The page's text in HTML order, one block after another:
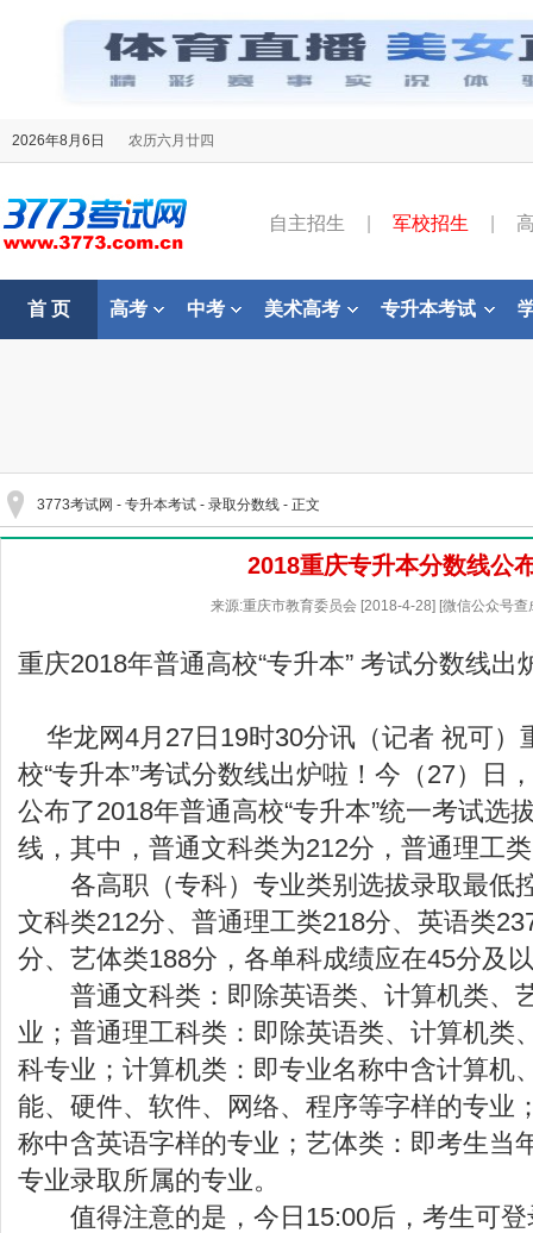
2026年8月6日 农历六月廿四
自主招生 军校招生
首 页 高考 中考 美术高考 专升本考试
3773考试网 - 专升本考试 - 录取分数线 - 正文
2018重庆专升本分数线公
来源:重庆市教育委员会 [2018-4-28] [微信公众号查
重庆2018年普通高校“专升本” 考试分数线出
华龙网4月27日19时30分讯（记者 祝可）
校“专升本”考试分数线出炉啦！今（27）日
公布了2018年普通高校“专升本”统一考试选
线，其中，普通文科类为212分，普通理工
各高职（专科）专业类别选拔录取最低
文科类212分、普通理工类218分、英语类
分、艺体类188分，各单科成绩应在45分及
普通文科类：即除英语类、计算机类、
业；普通理工科类：即除英语类、计算机类
科专业；计算机类：即专业名称中含计算机
能、硬件、软件、网络、程序等字样的专业
称中含英语字样的专业；艺体类：即考生当
专业录取所属的专业。
值得注意的是，今日15:00后，考生可登